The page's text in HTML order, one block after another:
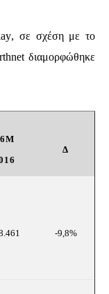
, σε σχέση με το
διαμορφώθηκε
M
Δ
-9,8%